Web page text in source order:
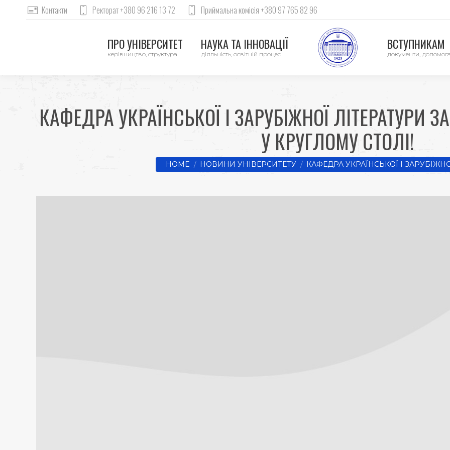
Контакти Ректорат +380 96 216 13 72 Приймальна комісія +380 97 765 82 96
ПРО УНІВЕРСИТЕТ
керівництво, структура
НАУКА ТА ІННОВАЦІЇ
діяльність, освітній процес
ВСТУПНИКАМ
документи,
КАФЕДРА УКРАЇНСЬКОЇ І ЗАРУБІЖНОЇ ЛІТЕРАТУРИ
У КРУГЛОМУ СТОЛІ!
You are here:
HOME НОВИНИ УНІВЕРСИТЕТУ КАФЕДРА УКРАЇНСЬКОЇ І